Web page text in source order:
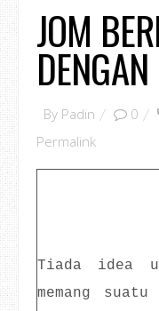
JOM
By Padin 0
Permalink
Tiada idea
memang